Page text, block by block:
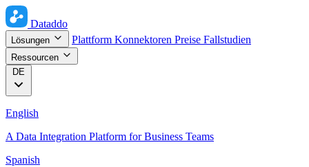
Dataddo
Lösungen Plattform Konnektoren Preise Fallstudien
Ressourcen
DE
English
A Data Integration Platform for Business Teams
Spanish